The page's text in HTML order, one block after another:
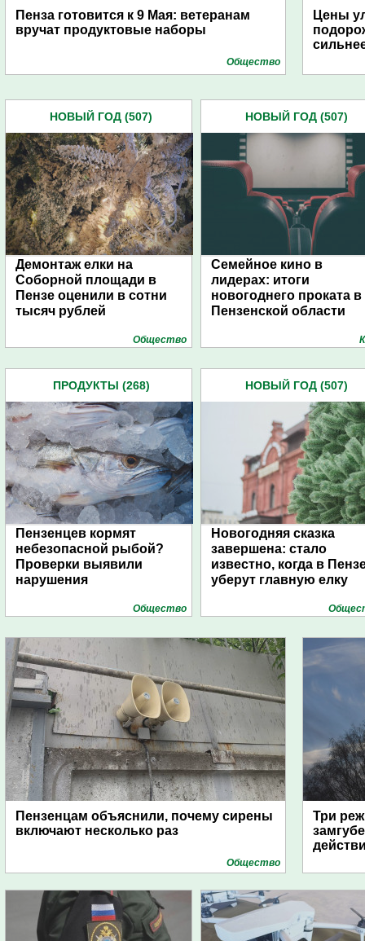
Пенза готовится к 9 Мая: ветеранам
вручат продуктовые наборы
Общество
Цены
НОВЫЙ ГОД (507)
Демонтаж елки на
Соборной площади в
Пензе оценили в сотни
тысяч рублей
Общество
НОВЫЙ ГОД (507)
Семейное кино в
лидерах: итоги
новогоднего проката в
Пензенской области
ПРОДУКТЫ (268)
Пензенцев кормят
небезопасной рыбой?
Проверки выявили
нарушения
Общество
НОВЫЙ ГОД (507)
Новогодняя сказка
завершена: стало
известно, когда в
уберут главную елку
Пензенцам объяснили, почему сирены
включают несколько раз
Общество
Три